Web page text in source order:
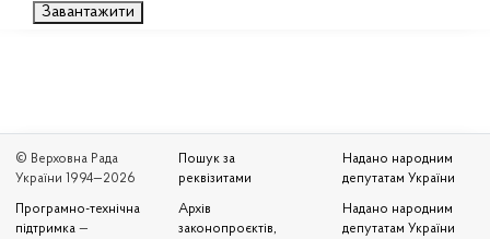
Завантажити
© Верховна Рада
України 1994—2026
Програмно-технічна
підтримка —
Пошук за
реквізитами
Архів
законопроєктів,
Надано народним
депутатам України
Надано народним
депутатам України